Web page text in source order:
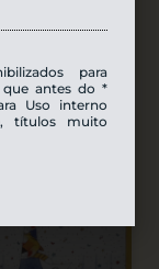
para
que antes do *
Uso interno
títulos muito